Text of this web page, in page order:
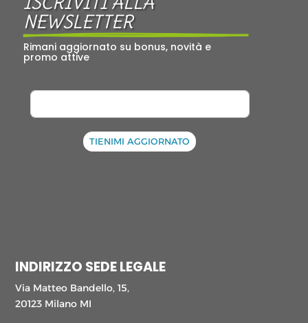
NEWSLETTER
Rimani aggiornato su bonus, novità e
promo attive
TIENIMI AGGIORNATO
INDIRIZZO SEDE LEGALE
Via Matteo Bandello, 15,
20123 Milano MI